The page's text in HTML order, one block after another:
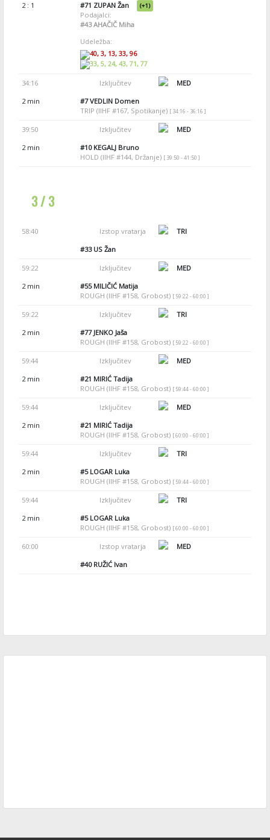
2 : 1
#71 ZUPAN Žan (+1)
Podajalci:
#43AHAČIČ Miha
Udeležba:
40, 3, 13, 33, 96
33, 5, 24, 43, 71, 77
34:16 Izključitev
MED
2 min
#7VEDLIN Domen
TRIP (IIHF #167, Spotikanje) [ 34:16 - 36:16 ]
39:50 Izključitev
MED
2 min
#10KEGALJ Bruno
HOLD (IIHF #144, Držanje) [ 39:50 - 41:50 ]
3 / 3
58:40 Izstop vratarja
TRI
#33US Žan
59:22 Izključitev
MED
2 min
#55MILIČIĆ Matija
ROUGH (IIHF #158, Grobost) [ 59:22 - 60:00 ]
59:22 Izključitev
TRI
2 min
#77JENKO Jaša
ROUGH (IIHF #158, Grobost) [ 59:22 - 60:00 ]
59:44 Izključitev
MED
2 min
#21 MIRIĆ Tadija
ROUGH (IIHF #158, Grobost) [ 59:44 - 60:00 ]
59:44 Izključitev
MED
2 min
#21 MIRIĆ Tadija
ROUGH (IIHF #158, Grobost) [ 60:00 - 60:00 ]
59:44 Izključitev
TRI
2 min
#5LOGAR Luka
ROUGH (IIHF #158, Grobost) [ 59:44 - 60:00 ]
59:44 Izključitev
TRI
2 min
#5LOGAR Luka
ROUGH (IIHF #158, Grobost) [ 60:00 - 60:00 ]
60:00 Izstop vratarja
MED
#40RUŽIĆ Ivan